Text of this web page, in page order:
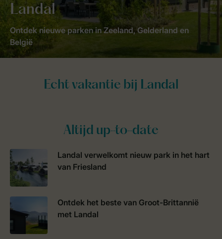
Landal
Ontdek nieuwe parken in Zeeland, Gelderland en
België
Altijd up-to-date
Landal verwelkomt nieuw park in het hart
van Friesland
Ontdek het beste van Groot-Brittannië
met Landal